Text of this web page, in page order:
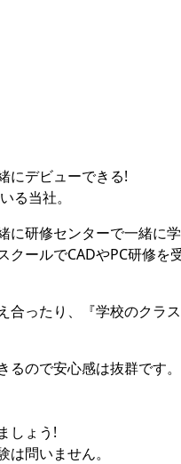
にデビューできる!
る当社。
に研修センターで一緒に
クールでCADやPC研修を
合ったり、『学校のクラ
ので安心感は抜群です。
しょう!
問いません。